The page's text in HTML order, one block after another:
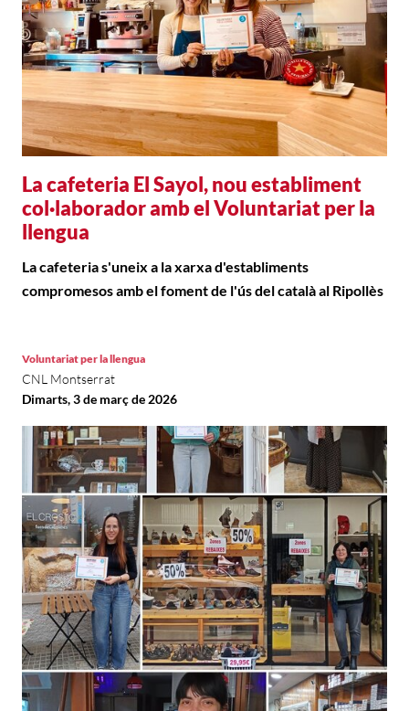
La cafeteria El Sayol, nou establiment
col·laborador amb el Voluntariat per la
llengua
La cafeteria s'uneix a la xarxa d'establiments
compromesos amb el foment de l'ús del català al Ripollès
Voluntariat per la llengua
CNL Montserrat
Dimarts, 3 de març de 2026